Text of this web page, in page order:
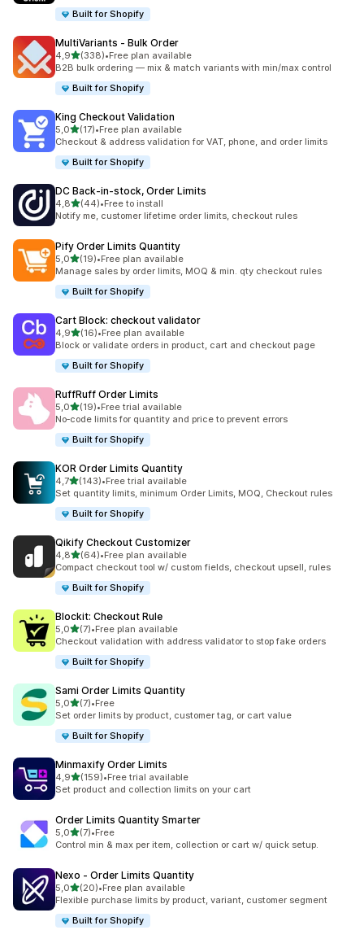
Built for Shopify
MultiVariants ‑ Bulk Order
4,9av 5 stjerner
(338)
Totalt 338 omtaler
•Free plan available
B2B bulk ordering — mix & match variants with min/max control
Built for Shopify
King Checkout Validation
5,0av 5 stjerner
(17)
Totalt 17 omtaler
•Free plan available
Checkout & address validation for VAT, phone, and order limits
Built for Shopify
DC Back‑in‑stock, Order Limits
4,8av 5 stjerner
(44)
Totalt 44 omtaler
•Free to install
Notify me, customer lifetime order limits, checkout rules
Pify Order Limits Quantity
5,0av 5 stjerner
(19)
Totalt 19 omtaler
•Free plan available
Manage sales by order limits, MOQ & min. qty checkout rules
Built for Shopify
Cart Block: checkout validator
4,9av 5 stjerner
(16)
Totalt 16 omtaler
•Free plan available
Block or validate orders in product, cart and checkout page
Built for Shopify
RuffRuff Order Limits
5,0av 5 stjerner
(19)
Totalt 19 omtaler
•Free trial available
No‑code limits for quantity and price to prevent errors
Built for Shopify
KOR Order Limits Quantity
4,7av 5 stjerner
(143)
Totalt 143 omtaler
•Free trial available
Set quantity limits, minimum Order Limits, MOQ, Checkout rules
Built for Shopify
Qikify Checkout Customizer
4,8av 5 stjerner
(64)
Totalt 64 omtaler
•Free plan available
Compact checkout tool w/ custom fields, checkout upsell, rules
Built for Shopify
Blockit: Checkout Rule
5,0av 5 stjerner
(7)
Totalt 7 omtaler
•Free plan available
Checkout validation with address validator to stop fake orders
Built for Shopify
Sami Order Limits Quantity
5,0av 5 stjerner
(7)
Totalt 7 omtaler
•Free
Set order limits by product, customer tag, or cart value
Built for Shopify
Minmaxify Order Limits
4,9av 5 stjerner
(159)
Totalt 159 omtaler
•Free trial available
Set product and collection limits on your cart
Order Limits Quantity Smarter
5,0av 5 stjerner
(7)
Totalt 7 omtaler
•Free
Control min & max per item, collection or cart w/ quick setup.
Nexo ‑ Order Limits Quantity
5,0av 5 stjerner
(20)
Totalt 20 omtaler
•Free plan available
Flexible purchase limits by product, variant, customer segment
Built for Shopify